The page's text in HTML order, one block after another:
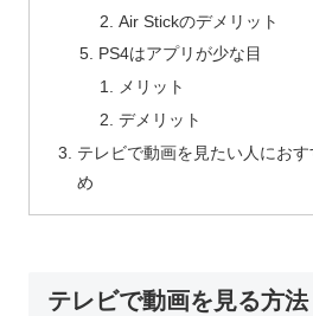
Air Stickのデメリット
PS4はアプリが少な目
メリット
デメリット
テレビで動画を見たい人にお
め
テレビで動画を見る方法